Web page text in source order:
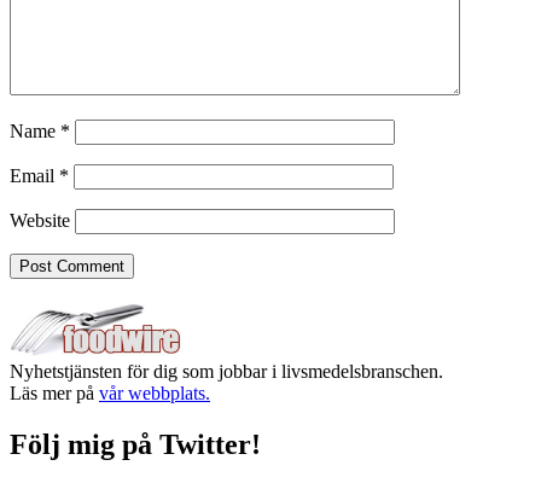
Name *
Email *
Website
Nyhetstjänsten för dig som jobbar i livsmedelsbranschen.
Läs mer på vår webbplats.
Följ mig på Twitter!